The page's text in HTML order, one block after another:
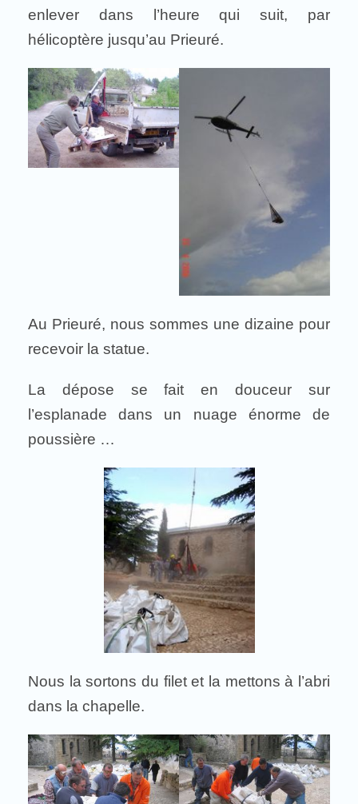
enlever dans l’heure qui suit, par
hélicoptère jusqu’au Prieuré.
Au Prieuré, nous sommes une dizaine pour
recevoir la statue.
La dépose se fait en douceur sur
l’esplanade dans un nuage énorme de
poussière …
Nous la sortons du filet et la mettons à l’abri
dans la chapelle.